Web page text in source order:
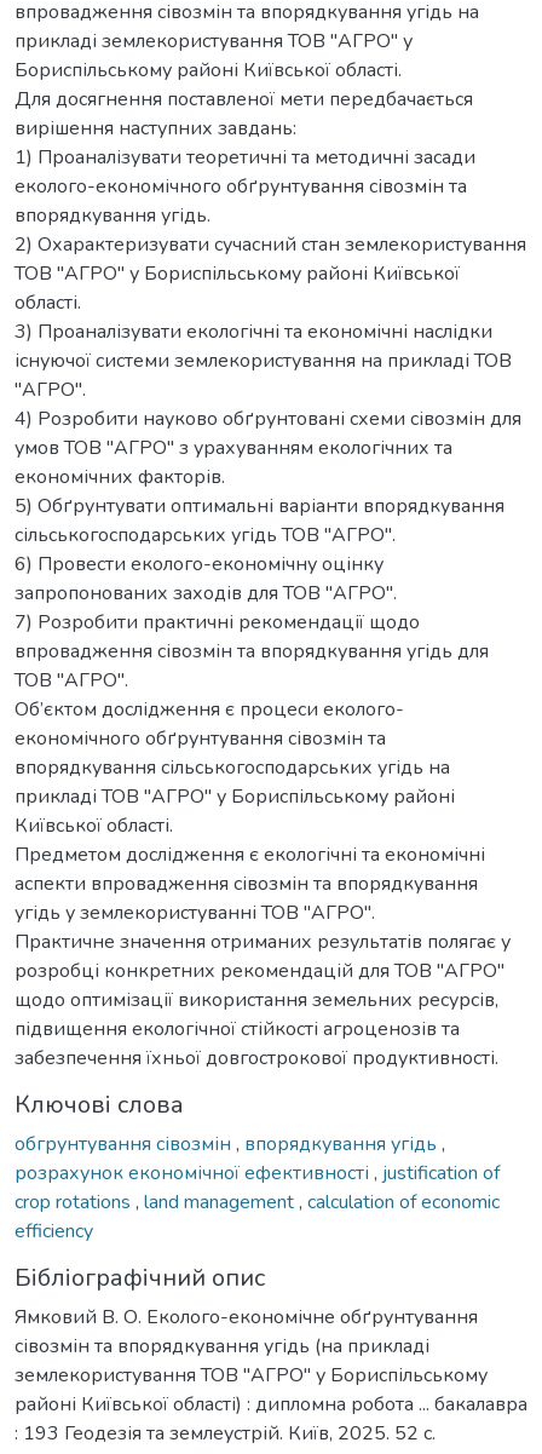
впровадження сівозмін та впорядкування угідь на
прикладі землекористування ТОВ "АГРО" у
Бориспільському районі Київської області.
Для досягнення поставленої мети передбачається
вирішення наступних завдань:
1) Проаналізувати теоретичні та методичні засади
еколого-економічного обґрунтування сівозмін та
впорядкування угідь.
2) Охарактеризувати сучасний стан землекористування
ТОВ "АГРО" у Бориспільському районі Київської
області.
3) Проаналізувати екологічні та економічні наслідки
існуючої системи землекористування на прикладі ТОВ
"АГРО".
4) Розробити науково обґрунтовані схеми сівозмін для
умов ТОВ "АГРО" з урахуванням екологічних та
економічних факторів.
5) Обґрунтувати оптимальні варіанти впорядкування
сільськогосподарських угідь ТОВ "АГРО".
6) Провести еколого-економічну оцінку
запропонованих заходів для ТОВ "АГРО".
7) Розробити практичні рекомендації щодо
впровадження сівозмін та впорядкування угідь для
ТОВ "АГРО".
Об’єктом дослідження є процеси еколого-
економічного обґрунтування сівозмін та
впорядкування сільськогосподарських угідь на
прикладі ТОВ "АГРО" у Бориспільському районі
Київської області.
Предметом дослідження є екологічні та економічні
аспекти впровадження сівозмін та впорядкування
угідь у землекористуванні ТОВ "АГРО".
Практичне значення отриманих результатів полягає у
розробці конкретних рекомендацій для ТОВ "АГРО"
щодо оптимізації використання земельних ресурсів,
підвищення екологічної стійкості агроценозів та
забезпечення їхньої довгострокової продуктивності.
Ключові слова
обгрунтування сівозмін , впорядкування угідь ,
розрахунок економічної ефективності , justification of
crop rotations , land management, calculation of economic
efficiency
Бібліографічний опис
Ямковий В. О. Еколого-економічне обґрунтування
сівозмін та впорядкування угідь (на прикладі
землекористування ТОВ "АГРО" у Бориспільському
районі Київської області) : дипломна робота ... бакалавра
: 193 Геодезія та землеустрій. Київ, 2025. 52 с.